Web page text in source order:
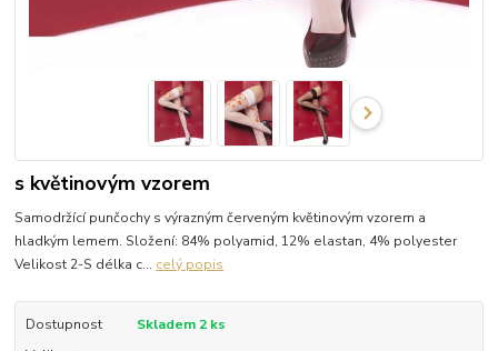
s květinovým vzorem
Samodržící punčochy s výrazným červeným květinovým vzorem a
hladkým lemem. Složení: 84% polyamid, 12% elastan, 4% polyester
Velikost 2-S délka c... celý popis
Dostupnost
Skladem 2 ks